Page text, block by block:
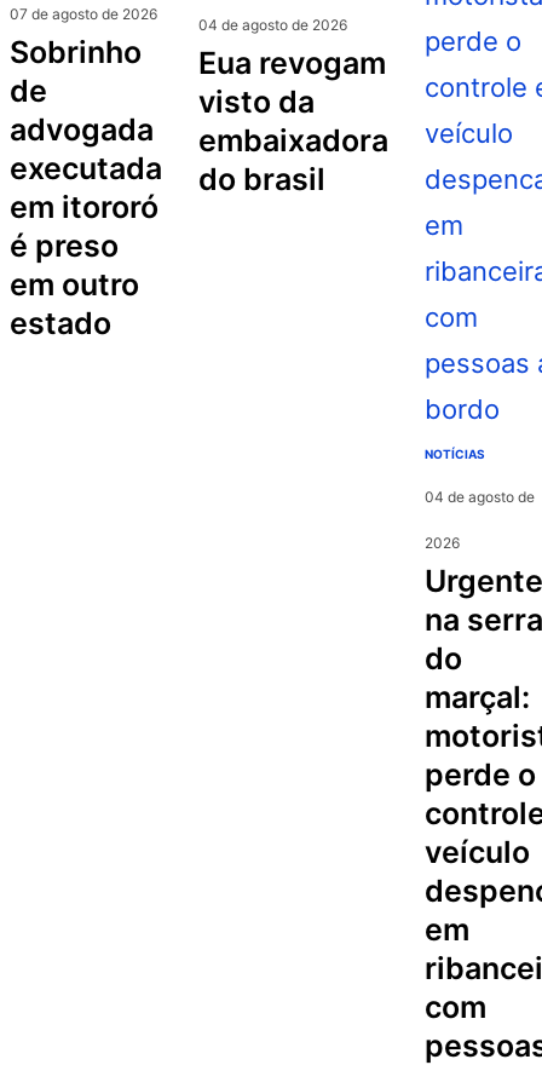
07 de agosto de 2026
sobrinho
de
advogada
executada
em itororó
é preso
em outro
estado
04 de agosto de 2026
eua revogam
visto da
embaixadora
do brasil
NOTÍCIAS
04 de agosto de
2026
urgente
na serra
do
marçal:
perde o
veículo
em
com